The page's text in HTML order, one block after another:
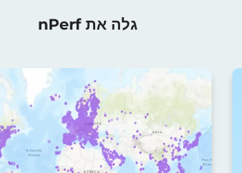
גלה את nPerf